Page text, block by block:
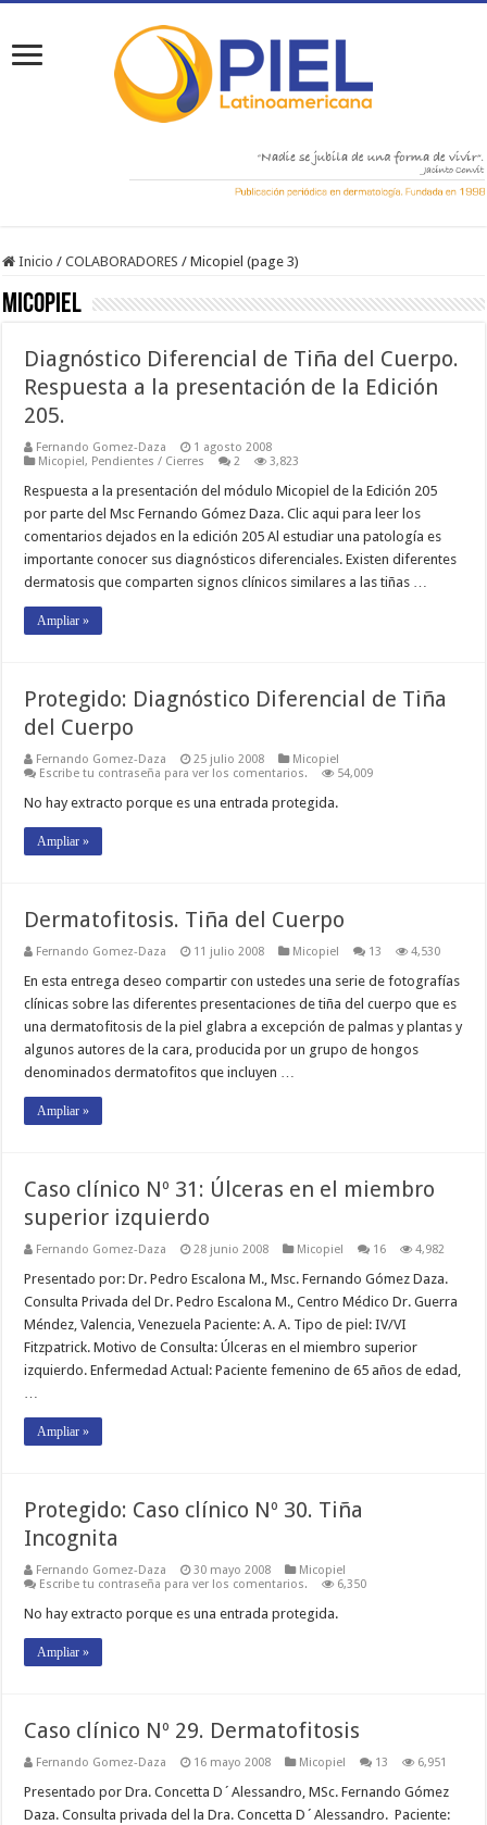
Inicio / COLABORADORES / Micopiel (page 3)
Micopiel
Diagnóstico Diferencial de Tiña del Cuerpo.
Respuesta a la presentación de la Edición
205.
Fernando Gomez-Daza
1 agosto 2008
Micopiel, Pendientes / Cierres 2 3,823
Respuesta a la presentación del módulo Micopiel de la Edición 205
por parte del Msc Fernando Gómez Daza. Clic aqui para leer los
comentarios dejados en la edición 205 Al estudiar una patología es
importante conocer sus diagnósticos diferenciales. Existen diferentes
dermatosis que comparten signos clínicos similares a las tiñas …
Ampliar »
Protegido: Diagnóstico Diferencial de Tiña
del Cuerpo
Fernando Gomez-Daza 25 julio 2008
Micopiel
Escribe tu contraseña para ver los comentarios.
54,009
No hay extracto porque es una entrada protegida.
Ampliar »
Dermatofitosis. Tiña del Cuerpo
Fernando Gomez-Daza 11 julio 2008 Micopiel 13 4,530
En esta entrega deseo compartir con ustedes una serie de fotografías
clínicas sobre las diferentes presentaciones de tiña del cuerpo que es
una dermatofitosis de la piel glabra a excepción de palmas y plantas y
algunos autores de la cara, producida por un grupo de hongos
denominados dermatofitos que incluyen …
Ampliar »
Caso clínico Nº 31: Úlceras en el miembro
superior izquierdo
Fernando Gomez-Daza 28 junio 2008 Micopiel 16 4,982
Presentado por: Dr. Pedro Escalona M., Msc. Fernando Gómez Daza.
Consulta Privada del Dr. Pedro Escalona M., Centro Médico Dr. Guerra
Méndez, Valencia, Venezuela Paciente: A. A. Tipo de piel: IV/VI
Fitzpatrick. Motivo de Consulta: Úlceras en el miembro superior
izquierdo. Enfermedad Actual: Paciente femenino de 65 años de edad,
…
Ampliar »
Protegido: Caso clínico Nº 30. Tiña
Incognita
Fernando Gomez-Daza 30 mayo 2008
Micopiel
Escribe tu contraseña para ver los comentarios.
6,350
No hay extracto porque es una entrada protegida.
Ampliar »
Caso clínico Nº 29. Dermatofitosis
Fernando Gomez-Daza 16 mayo 2008 Micopiel 13 6,951
Presentado por Dra. Concetta D´Alessandro, MSc. Fernando Gómez
Daza. Consulta privada del la Dra. Concetta D´Alessandro. Paciente: